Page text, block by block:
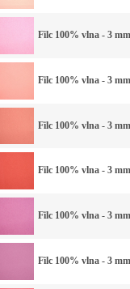
Filc 100% vlna - 3
Filc 100% vlna - 3
Filc 100% vlna - 3
Filc 100% vlna - 3
Filc 100% vlna - 3
Filc 100% vlna - 3